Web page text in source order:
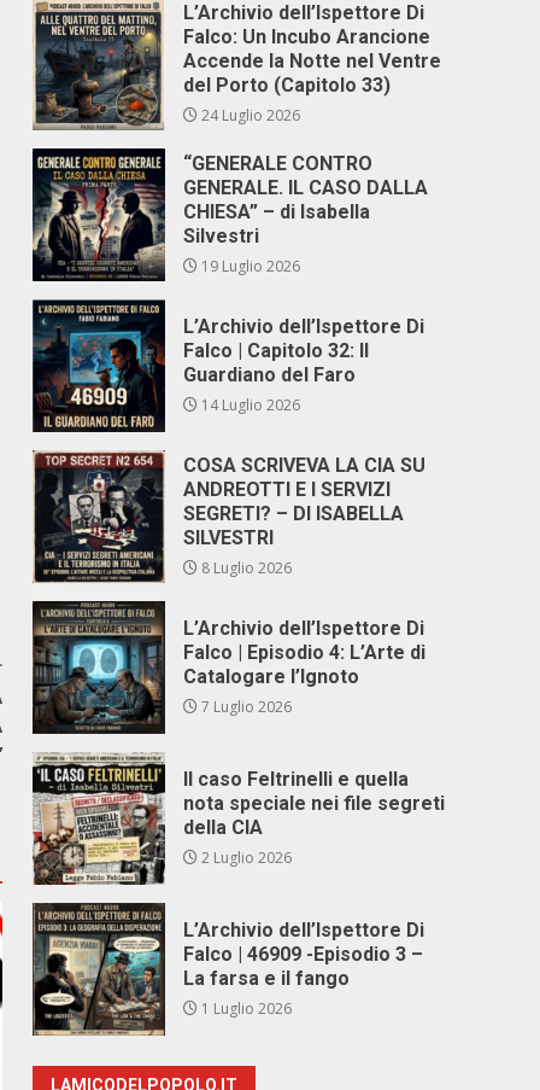
L’Archivio dell’Ispettore Di
Falco: Un Incubo Arancione
Accende la Notte nel Ventre
del Porto (Capitolo 33)
24 Luglio 2026
“GENERALE CONTRO
GENERALE. IL CASO DALLA
CHIESA” – di Isabella
Silvestri
19 Luglio 2026
L’Archivio dell’Ispettore Di
Falco | Capitolo 32: Il
Guardiano del Faro
14 Luglio 2026
COSA SCRIVEVA LA CIA SU
ANDREOTTI E I SERVIZI
SEGRETI? – DI ISABELLA
SILVESTRI
8 Luglio 2026
L’Archivio dell’Ispettore Di
Falco | Episodio 4: L’Arte di
Catalogare l’Ignoto
7 Luglio 2026
Il caso Feltrinelli e quella
nota speciale nei file segreti
della CIA
2 Luglio 2026
L’Archivio dell’Ispettore Di
Falco | 46909 -Episodio 3 –
La farsa e il fango
1 Luglio 2026
LAMICODELPOPOLO.IT